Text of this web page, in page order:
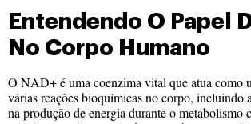
Entendendo O Papel
No Corpo Humano
O NAD+ é uma coenzima vital que atua como
várias reações bioquímicas no corpo, incluindo
na produção de energia durante o metabolismo